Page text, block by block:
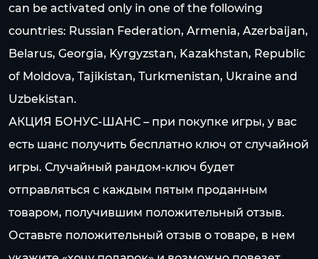
can be activated only in one of the following
countries: Russian Federation, Armenia, Azerbaijan,
Belarus, Georgia, Kyrgyzstan, Kazakhstan, Republic
of Moldova, Tajikistan, Turkmenistan, Ukraine and
Uzbekistan.
АКЦИЯ БОНУС-ШАНС – при покупке игры, у вас
есть шанс получить бесплатно ключ от случайной
игры. Случайный рандом-ключ будет
отправляться с каждым пятым проданным
товаром, получившим положительный отзыв.
Оставьте положительный отзыв о товаре, в нем